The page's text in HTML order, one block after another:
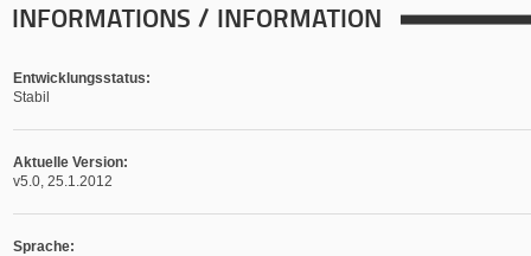
INFORMATIONS / INFORMATION
Entwicklungsstatus:
Stabil
Aktuelle Version:
v5.0, 25.1.2012
Sprache: